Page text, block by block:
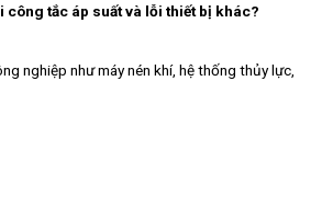
công tắc áp suất và lỗi thiết bị khác?
nghiệp như máy nén khí, hệ thống thủy lực,